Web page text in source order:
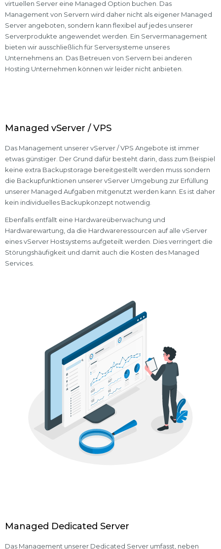
virtuellen Server eine Managed Option buchen. Das
Management von Servern wird daher nicht als eigener Managed
Server angeboten, sondern kann flexibel auf jedes unserer
Serverprodukte angewendet werden. Ein Servermanagement
bieten wir ausschließlich für Serversysteme unseres
Unternehmens an. Das Betreuen von Servern bei anderen
Hosting Unternehmen können wir leider nicht anbieten.
Managed vServer / VPS
Das Management unserer vServer / VPS Angebote ist immer
etwas günstiger. Der Grund dafür besteht darin, dass zum Beispiel
keine extra Backupstorage bereitgestellt werden muss sondern
die Backupfunktionen unserer vServer Umgebung zur Erfüllung
unserer Managed Aufgaben mitgenutzt werden kann. Es ist daher
kein individuelles Backupkonzept notwendig.
Ebenfalls entfällt eine Hardwareüberwachung und
Hardwarewartung, da die Hardwareressourcen auf alle vServer
eines vServer Hostsystems aufgeteilt werden. Dies verringert die
Störungshäufigkeit und damit auch die Kosten des Managed
Services.
Managed Dedicated Server
Das Management unserer Dedicated Server umfasst, neben